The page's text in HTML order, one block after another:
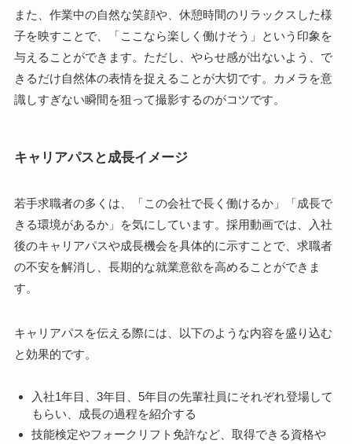
また、作業中の自然な笑顔や、休憩時間のリラックスした様
子を映すことで、「ここなら楽しく働けそう」という印象を
与えることができます。ただし、やらせ感が出ないよう、で
きるだけ自然体の表情を捉えることが大切です。カメラを意
識しすぎない瞬間を狙って撮影するのがコツです。
キャリアパスと成長イメージ
若手求職者の多くは、「この会社で長く働けるか」「成長で
きる環境があるか」を気にしています。採用動画では、入社
後のキャリアパスや成長機会を具体的に示すことで、求職者
の不安を解消し、長期的な就業意欲を高めることができま
す。
キャリアパスを伝える際には、以下のような内容を盛り込む
と効果的です。
入社1年目、3年目、5年目の先輩社員にそれぞれ登場して
もらい、成長の過程を紹介する
技能検定やフォークリフト免許など、取得できる資格や